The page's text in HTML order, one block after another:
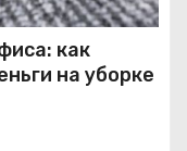
как
на уборке